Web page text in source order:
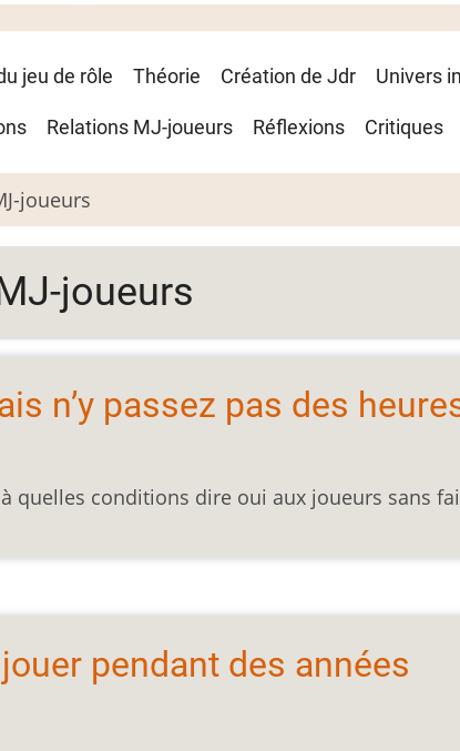
jeu de rôle Théorie Création de Jdr Univers
Relations MJ-joueurs Réflexions Critiques
joueurs
joueurs
n’y passez pas des
quelles conditions dire oui aux joueurs sans
pendant des années